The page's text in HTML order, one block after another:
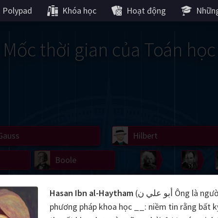
Polypad Khóa học Hoạt động
Mốc thời gian của Toán học
von
Einstein
Hilbert
Carroll
Boole
Lobachevsky
Hasan Ibn al-Haytham (أبو علي ن Ông là người đề xuất
phương pháp khoa học __: niềm tin rằng bất